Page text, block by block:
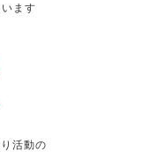
ます
活動の